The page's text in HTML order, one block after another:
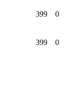
399 0
399 0